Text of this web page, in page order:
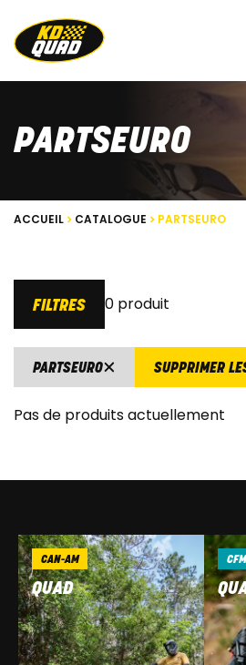
PARTSEURO
ACCUEIL CATALOGUE PARTSEURO
FILTRES 0 produit
PARTSEURO SUPPRIMER
Pas de produits actuellement
CAN-AM
QUAD